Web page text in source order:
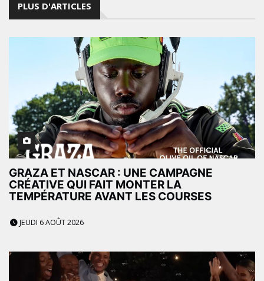
PLUS D'ARTICLES
GRAZA ET NASCAR : UNE CAMPAGNE
CRÉATIVE QUI FAIT MONTER LA
TEMPÉRATURE AVANT LES COURSES
JEUDI 6 AOÛT 2026